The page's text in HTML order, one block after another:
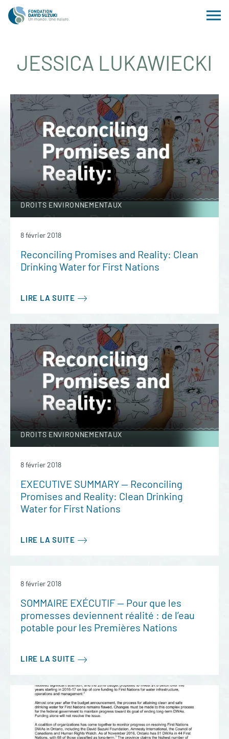
JESSICA LUKAWIECKI
DROITS ENVIRONNEMENTAUX
8 février 2018
Reconciling Promises and Reality: Clean
Drinking Water for First Nations
LIRE LA SUITE
DROITS ENVIRONNEMENTAUX
8 février 2018
EXECUTIVE SUMMARY — Reconciling
Promises and Reality: Clean Drinking
Water for First Nations
LIRE LA SUITE
8 février 2018
SOMMAIRE EXÉCUTIF — Pour que les
promesses deviennent réalité : de l’eau
potable pour les Premières Nations
LIRE LA SUITE